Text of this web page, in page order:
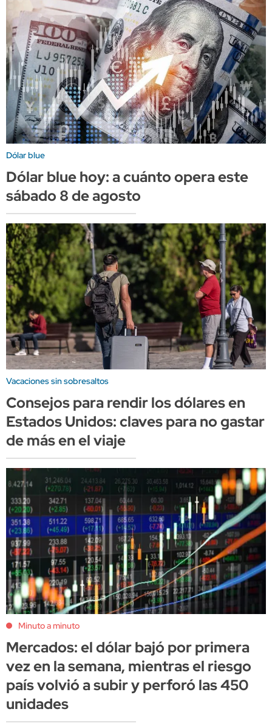
Dólar blue
Dólar blue hoy: a cuánto opera este
sábado 8 de agosto
Vacaciones sin sobresaltos
Consejos para rendir los dólares en
Estados Unidos: claves para no gastar
de más en el viaje
Minuto a minuto
Mercados: el dólar bajó por primera
vez en la semana, mientras el riesgo
país volvió a subir y perforó las 450
unidades